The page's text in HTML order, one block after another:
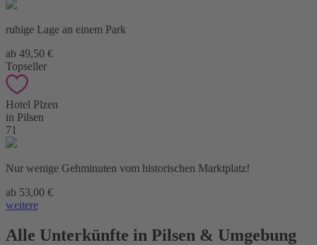
ruhige Lage an einem Park
ab 49,50 €
Topseller
Hotel Plzen
in Pilsen
71
Nur wenige Gehminuten vom historischen Marktplatz!
ab 53,00 €
weitere
Alle Unterkünfte in Pilsen & Umgebung